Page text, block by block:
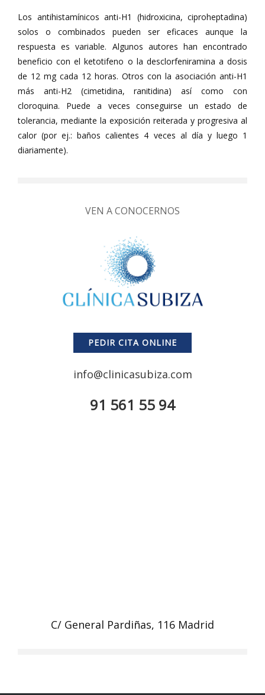
Los antihistamínicos anti-H1 (hidroxicina, ciproheptadina)
solos o combinados pueden ser eficaces aunque la
respuesta es variable. Algunos autores han encontrado
beneficio con el ketotifeno o la desclorfeniramina a dosis
de 12 mg cada 12 horas. Otros con la asociación anti-H1
más anti-H2 (cimetidina, ranitidina) así como con
cloroquina. Puede a veces conseguirse un estado de
tolerancia, mediante la exposición reiterada y progresiva al
calor (por ej.: baños calientes 4 veces al día y luego 1
diariamente).
VEN A CONOCERNOS
PEDIR CITA ONLINE
info@clinicasubiza.com
91 561 55 94
C/ General Pardiñas, 116 Madrid